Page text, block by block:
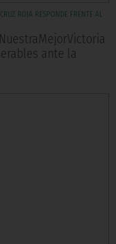
ROJA RESPONDE FRENTE AL
ante la